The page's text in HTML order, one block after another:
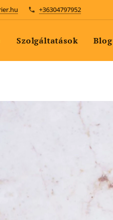
+36304797952
Szolgáltatások Blog